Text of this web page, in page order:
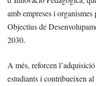
amb empreses i
Objectius de
2030.
A més, reforcen
estudiants i contribueixen